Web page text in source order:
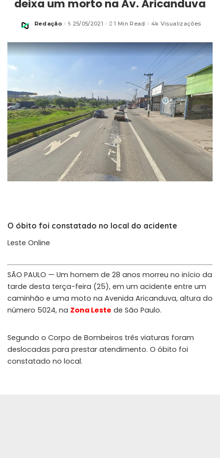
deixa um morto na Av. Aricanduva
Posted
Redação 25/05/2021 1 Min Read 4k Visualizações
O óbito foi constatado no local do acidente
Leste Online
SÃO PAULO — Um homem de 28 anos morreu no início da
tarde desta terça-feira (25), em um acidente entre um
caminhão e uma moto na Avenida Aricanduva, altura do
número 5024, na Zona Leste de São Paulo.
Segundo o Corpo de Bombeiros três viaturas foram
deslocadas para prestar atendimento. O óbito foi
constatado no local.